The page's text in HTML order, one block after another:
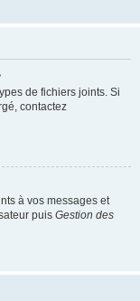
de fichiers joints. Si
contactez
à vos messages et
puis Gestion des